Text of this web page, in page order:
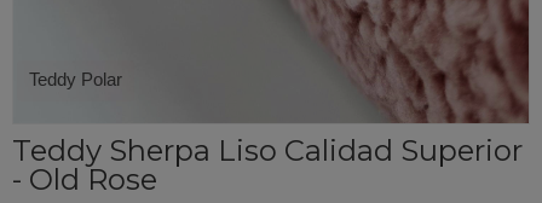
Teddy Polar
Teddy Sherpa Liso Calidad Superior
- Old Rose